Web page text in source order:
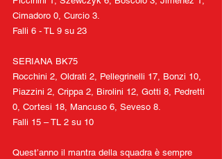
Cimadoro 0, Curcio 3.
Falli 6 - TL 9 su 23
SERIANA BK75
Rocchini 2, Oldrati 2, Pellegrinelli 17, Bonzi 10,
Piazzini 2, Crippa 2, Birolini 12, Gotti 8, Pedretti
0, Cortesi 18, Mancuso 6, Seveso 8.
Falli 15 – TL 2 su 10
Quest’anno il mantra della squadra è sempre